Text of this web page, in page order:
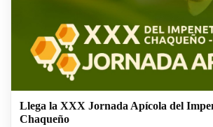
Llega la XXX Jornada Apícola del
Chaqueño